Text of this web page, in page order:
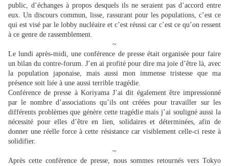
public, d’échanges à propos desquels ils ne seraient pas d’accord entre
eux. Un discours commun, lisse, rassurant pour les populations, c’est ce
qui est visé par le lobby nucléaire et c’est réussi car c’est ce qu’on ressent
à ce genre de rassemblement.
~
Le lundi après-midi, une conférence de presse était organisée pour faire
un bilan du contre-forum. J’en ai profité pour dire ma joie d’être là, avec
la population japonaise, mais aussi mon immense tristesse que ma
présence soit liée à une aussi terrible tragédie.
Conférence de presse à Koriyama J’ai dit également être impressionné
par le nombre d’associations qu’ils ont créées pour travailler sur les
différents problèmes que génère cette tragédie mais j’ai souligné aussi la
nécessité pour elles d’être en lien, solidaires et déterminées, afin de
donner une réelle force à cette résistance car visiblement celle-ci reste à
solidifier.
~
Après cette conférence de presse, nous sommes retournés vers Tokyo